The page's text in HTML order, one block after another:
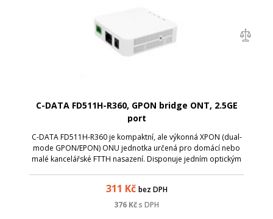
C-DATA FD511H-R360, GPON bridge ONT, 2.5GE
port
C-DATA FD511H-R360 je kompaktní, ale výkonná XPON (dual-
mode GPON/EPON) ONU jednotka určená pro domácí nebo
malé kancelářské FTTH nasazení. Disponuje jedním optickým
311 Kč bez DPH
376 Kčs DPH